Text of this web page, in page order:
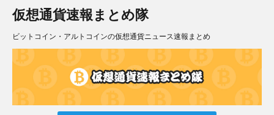
仮想通貨速報まとめ隊
ビットコイン・アルトコインの仮想通貨ニュース速報まとめ